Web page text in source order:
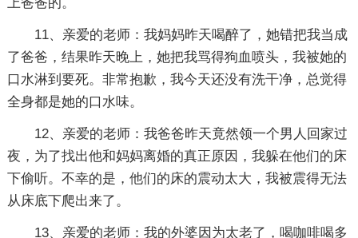
11、亲爱的老师：我妈妈昨天喝醉了，她错把我当成
了爸爸，结果昨天晚上，她把我骂得狗血喷头，我被她的
口水淋到要死。非常抱歉，我今天还没有洗干净，总觉得
全身都是她的口水味。
12、亲爱的老师：我爸爸昨天竟然领一个男人回家过
夜，为了找出他和妈妈离婚的真正原因，我躲在他们的床
下偷听。不幸的是，他们的床的震动太大，我被震得无法
从床底下爬出来了。
13、亲爱的老师：我的外婆因为太老了，喝咖啡喝多